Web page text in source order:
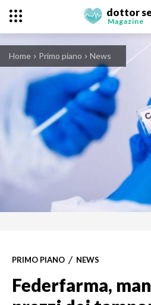
dottor
Magazine
Home Primo piano News
PRIMO PIANO NEWS
Federfarma,